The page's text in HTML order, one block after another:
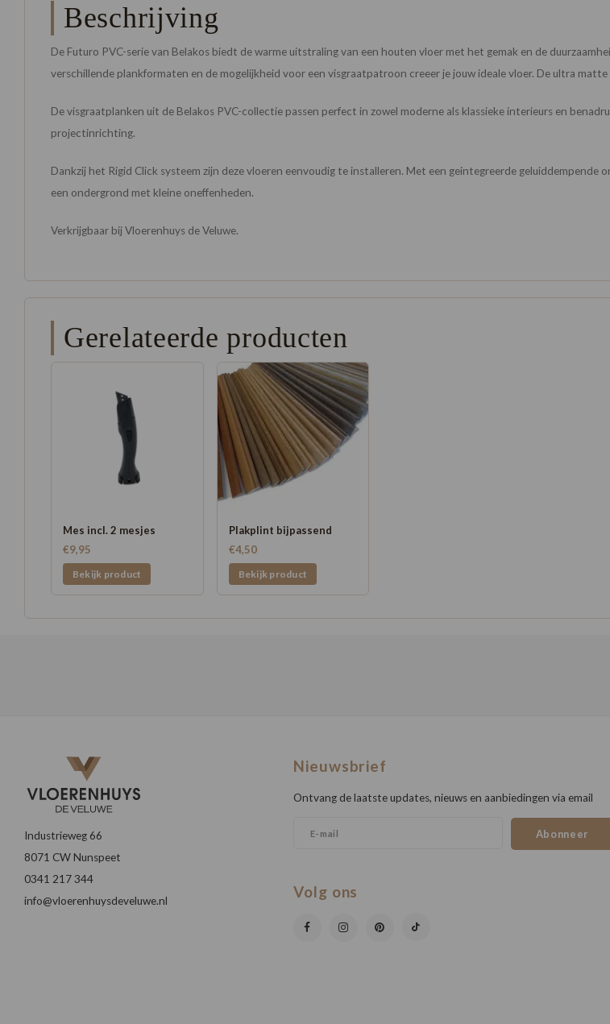
Beschrijving
De Futuro PVC-serie van Belakos biedt de warme uitstraling van een houten vloer met het gemak en de
verschillende plankformaten en de mogelijkheid voor een visgraatpatroon creeer je jouw ideale vloer. De ultra
De visgraatplanken uit de Belakos PVC-collectie passen perfect in zowel moderne als klassieke interieurs en
projectinrichting.
Dankzij het Rigid Click systeem zijn deze vloeren eenvoudig te installeren. Met een geintegreerde
een ondergrond met kleine oneffenheden.
Verkrijgbaar bij Vloerenhuys de Veluwe.
Gerelateerde producten
Mes incl. 2 mesjes
€9,95
Bekijk product
Plakplint bijpassend
€4,50
Bekijk product
Industrieweg 66
8071 CW Nunspeet
0341 217 344
info@vloerenhuysdeveluwe.nl
Nieuwsbrief
Ontvang de laatste updates, nieuws en aanbiedingen via email
Abonneer
Volg ons